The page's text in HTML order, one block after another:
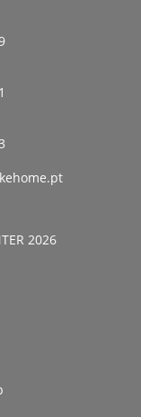
2026